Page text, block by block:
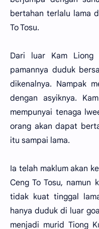
bertahan terlalu lama
To Tosu.
Dari luar Kam Liong
pamannya duduk
dikenalnya. Nampak
dengan asyiknya.
mempunyai tenaga
orang akan dapat
itu sampai lama.
Ia telah maklum akan
Ceng To Tosu, namun
tidak kuat tinggal
hanya duduk di luar
menjadi murid Tiong